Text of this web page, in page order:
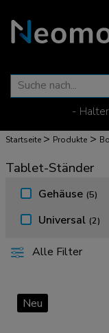
-
Startseite > Produkte >
Tablet-Ständer
Gehäuse (5)
Universal (2)
Alle Filter
Neu